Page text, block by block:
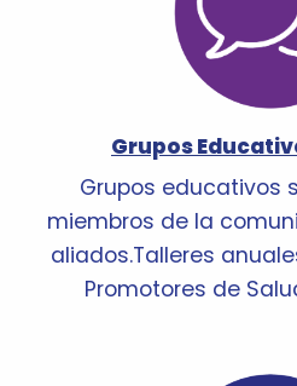
Grupos
Grupos educativos
miembros de la
aliados.Talleres
Promotores de